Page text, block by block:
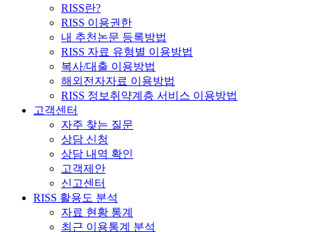
RISS란?
RISS 이용권한
내 추천논문 등록방법
RISS 자료 유형별 이용방법
복사/대출 이용방법
해외전자자료 이용방법
RISS 정보취약계층 서비스 이용방법
고객센터
자주 찾는 질문
상담 신청
상담 내역 확인
고객제안
신고센터
RISS 활용도 분석
자료 현황 통계
최근 이용통계 분석